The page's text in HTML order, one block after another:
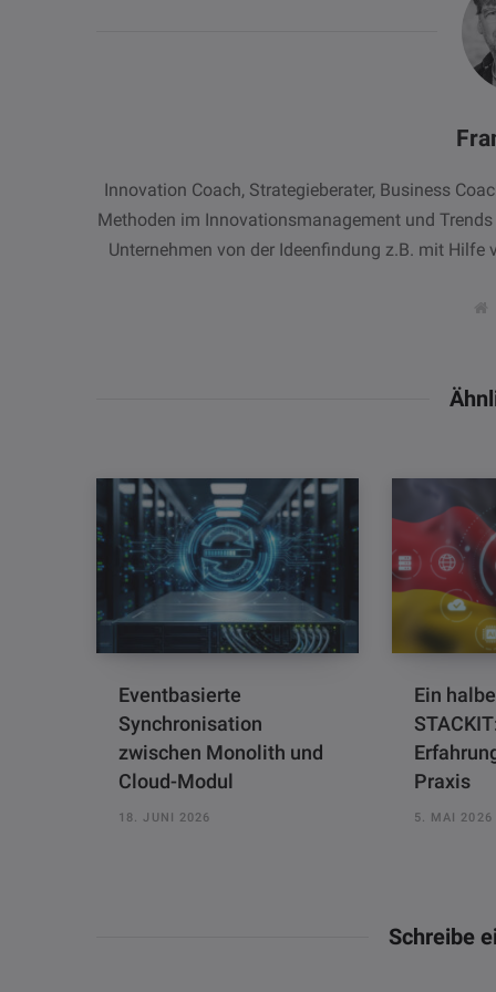
Innovation Coach, Strategieberater, Business
Methoden im Innovationsmanagement und
Unternehmen von der Ideenfindung z.B. mit
e
Eventbasierte
Synchronisation
zwischen Monolith und
Cloud-Modul
18. JUNI 2026
Ein
Praxis
5. MAI 2026
Schreibe